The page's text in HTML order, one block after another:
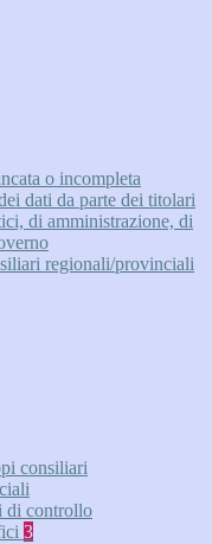
o incompleta
dati da parte dei titolari
di amministrazione, di
regionali/provinciali
consiliari
di controllo
3